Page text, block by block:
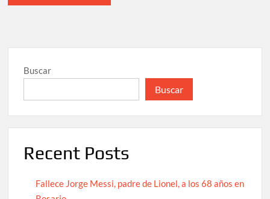
Buscar
Buscar
Recent Posts
Fallece Jorge Messi, padre de Lionel, a los 68 años en